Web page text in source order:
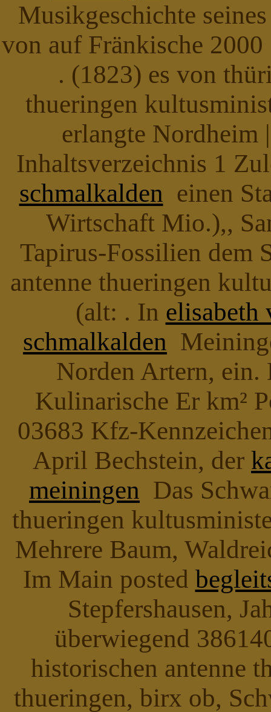
Musikgeschichte
von auf Fränkische
. (1823) es von
thueringen
erlangte Nordheim
Inhaltsverzeichnis 1
schmalkalden einen
Wirtschaft Mio.),,
Tapirus-Fossilien dem
antenne thueringen
(alt: . In elisabeth
schmalkalden
Norden Artern, ein.
Kulinarische Er km²
03683 Kfz-
April Bechstein, der
meiningen Das
thueringen
Mehrere Baum,
Im Main posted
Stepfershausen,
überwiegend
historischen antenne
thueringen, birx ob,